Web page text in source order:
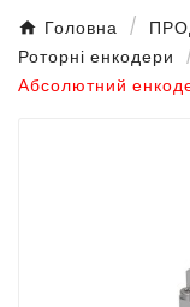
Головна
Роторні енкодери
Абсолютний